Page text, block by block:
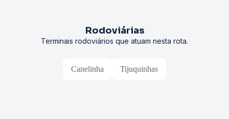
Rodoviárias
Terminais rodoviários que atuam nesta rota.
Canelinha Tijuquinhas